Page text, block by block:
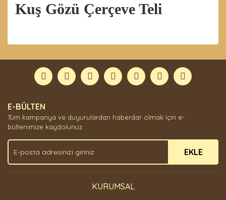
Kuş Gözü Çerçeve Teli
Yorum Yaz
formunu kullanarak tarafımıza iletebilirsiniz.
Görüş ve önerileriniz için teşekkür ederiz.
Ürün açıklamasında eksik bilgiler bulunuyor.
Ürün bilgilerinde hatalar bulunuyor.
Ürün fiyatı diğer sitelerden daha pahalı.
Bu ürüne benzer farklı alternatifler olmalı.
E-BÜLTEN
Tüm kampanya ve duyurulardan haberdar olmak için e-
bültenimize kaydolunuz.
EKLE
KURUMSAL